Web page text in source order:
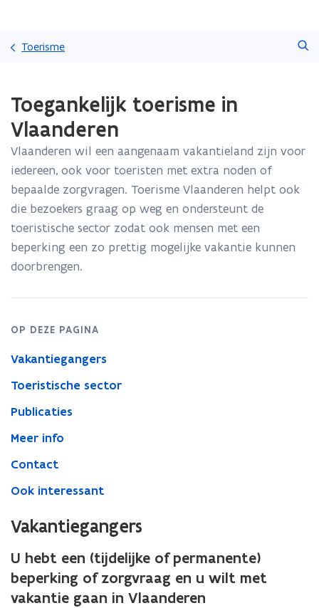
gaan
Toerisme
met
laden.
bevindt
zich
op:
Toegankelijk
toerisme
Vlaanderen
Toegankelijk toerisme in
Vlaanderen
Vlaanderen wil een aangenaam vakantieland zijn voor
iedereen, ook voor toeristen met extra noden of
bepaalde zorgvragen. Toerisme Vlaanderen helpt ook
die bezoekers graag op weg en ondersteunt de
toeristische sector zodat ook mensen met een
beperking een zo prettig mogelijke vakantie kunnen
doorbrengen.
OP DEZE PAGINA
Vakantiegangers
Toeristische sector
Publicaties
Meer info
Contact
Ook interessant
Vakantiegangers
U hebt een (tijdelijke of permanente)
beperking of zorgvraag en u wilt met
vakantie gaan in Vlaanderen